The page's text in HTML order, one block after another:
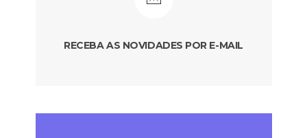
RECEBA AS NOVIDADES POR E-MAIL